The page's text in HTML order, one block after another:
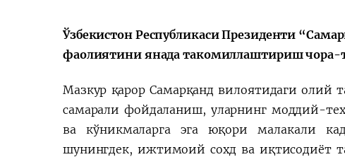
ташрифлариЎзбекистон Республикаси Президенти
фаолиятини янада такомиллаштириш чора-
Мазкур қарор Самарқанд вилоятидаги олий
самарали фойдаланиш, уларнинг моддий-
ва кўникмаларга эга юқори малакали
шунингдек, ижтимоий сохд ва иқтисодиёт